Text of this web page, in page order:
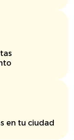
en tu ciudad